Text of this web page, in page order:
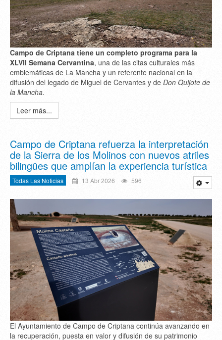
Campo de Criptana tiene un completo programa para la
XLVII Semana Cervantina, una de las citas culturales más
emblemáticas de La Mancha y un referente nacional en la
difusión del legado de Miguel de Cervantes y de Don Quijote de
la Mancha.
Leer más...
Campo de Criptana refuerza la interpretación
de la Sierra de los Molinos con nuevos atriles
bilingües que amplían la experiencia turística
Todas Las Noticias 13 Abr 2026 596
El Ayuntamiento de Campo de Criptana continúa avanzando en
la recuperación, puesta en valor y difusión de su patrimonio